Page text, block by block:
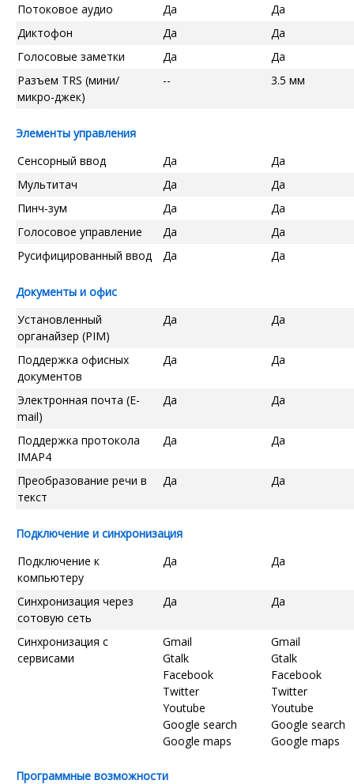
Потоковое аудио Да
Да
Диктофон
Да
Да
Голосовые заметки
Да
Да
Разъем TRS (мини/
микро-джек)
-- 3.5 мм
Элементы управления
Сенсорный ввод
Да
Да
Мультитач
Да
Да
Пинч-зум
Да
Да
Голосовое управление
Да
Да
Русифицированный ввод
Да Да
Документы и офис
Установленный
органайзер (PIM)
Да Да
Поддержка офисных
документов
Да Да
Электронная почта (E-
mail)
Да Да
Поддержка протокола
IMAP4
Да Да
Преобразование речи в
текст
Да Да
Подключение и синхронизация
Подключение к
компьютеру
Да Да
Синхронизация через
сотовую сеть
Да Да
Синхронизация с
сервисами
Gmail
Gtalk
Facebook
Twitter
Youtube
Google search
Google maps
Gmail
Gtalk
Facebook
Twitter
Youtube
Google search
Google maps
Программные возможности